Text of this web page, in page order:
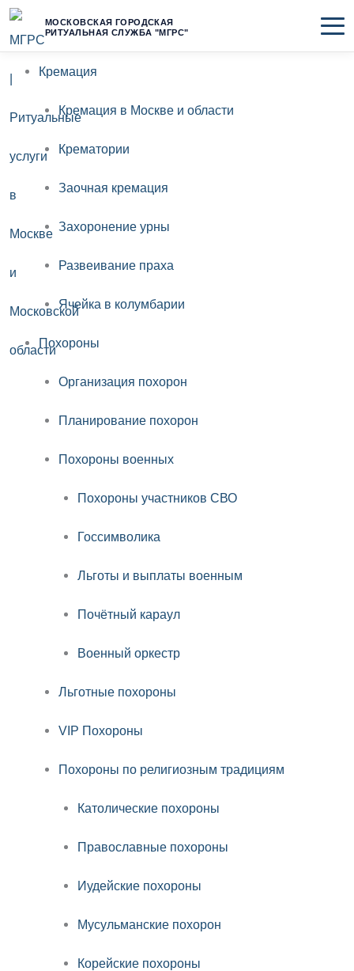
Перейти
к
МОСКОВСКАЯ ГОРОДСКАЯ
РИТУАЛЬНАЯ СЛУЖБА "МГРС"
Кремация
Кремация в Москве и области
Крематории
Заочная кремация
Захоронение урны
Развеивание праха
Ячейка в колумбарии
Похороны
Организация похорон
Планирование похорон
Похороны военных
Похороны участников СВО
Госсимволика
Льготы и выплаты военным
Почётный караул
Военный оркестр
Льготные похороны
VIP Похороны
Похороны по религиозным традициям
Католические похороны
Православные похороны
Иудейские похороны
Мусульманские похорон
Корейские похороны